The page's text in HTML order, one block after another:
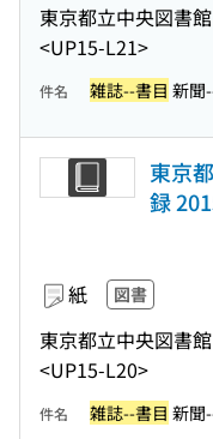
東京都立中央図書
<UP15-L21>
件名 雑誌--書目 新聞
東京
録
紙 図書
東京都立中央図書
<UP15-L20>
件名 雑誌--書目 新聞